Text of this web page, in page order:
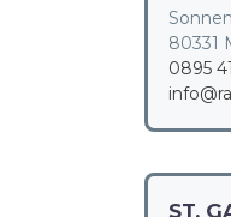
80331
0895
ST.